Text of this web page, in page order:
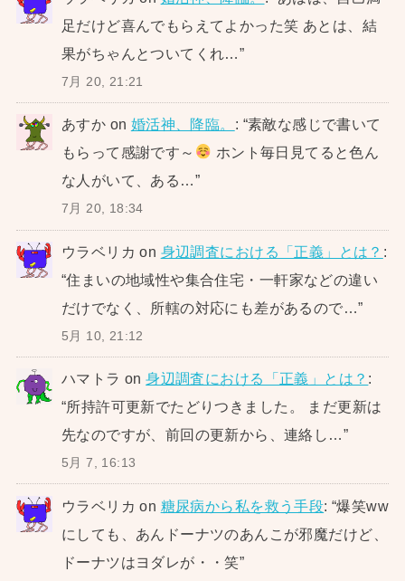
足だけど喜んでもらえてよかった笑 あとは、結
果がちゃんとついてくれ…”
7月 20, 21:21
あすか on 婚活神、降臨。 : “素敵な感じで書いて
もらって感謝です～
ホント毎日見てると色ん
な人がいて、ある…”
7月 20, 18:34
ウラベリカ on 身辺調査における「正義」とは？ :
“住まいの地域性や集合住宅・一軒家などの違い
だけでなく、所轄の対応にも差があるので…”
5月 10, 21:12
ハマトラ on身辺調査における「正義」とは？ :
“所持許可更新でたどりつきました。 まだ更新は
先なのですが、前回の更新から、連絡し…”
5月 7, 16:13
ウラベリカ on 糖尿病から私を救う手段: “爆笑ww
にしても、あんドーナツのあんこが邪魔だけど、
ドーナツはヨダレが・・笑”